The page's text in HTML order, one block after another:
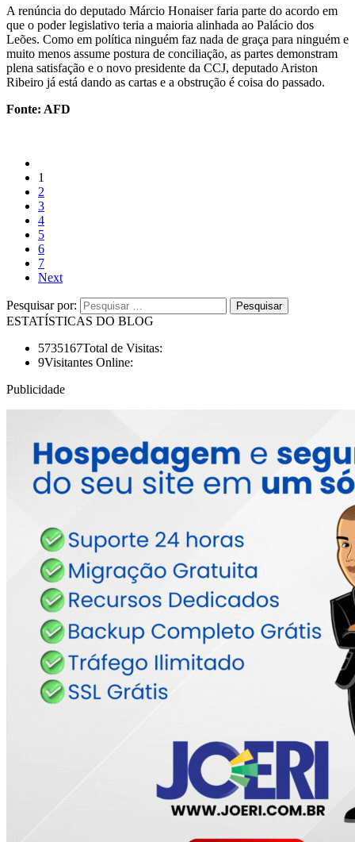
A renúncia do deputado Márcio Honaiser faria parte do acordo em
que o poder legislativo teria a maioria alinhada ao Palácio dos
Leões. Como em política ninguém faz nada de graça para ninguém e
muito menos assume postura de conciliação, as partes demonstram
plena satisfação e o novo presidente da CCJ, deputado Ariston
Ribeiro já está dando as cartas e a obstrução é coisa do passado.
Fonte: AFD
1
2
3
4
5
6
7
Next
Pesquisar por:
ESTATÍSTICAS DO BLOG
5735167Total de Visitas:
9Visitantes Online:
Publicidade